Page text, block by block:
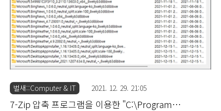
습니다."라는 메시지가 출력되고 있습니다. 현재 마이크로소프트에
서 공개..
벌새::Computer & IT 2021. 12. 29. 21:05
7-Zip 압축 프로그램을 이용한 "C:\Program